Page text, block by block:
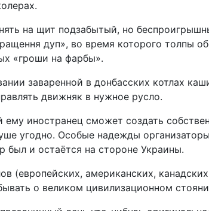
на щит подзабытый, но
дуп», во время которого толпы
«гроши на фарбы».
заваренной в донбасских котлах
движняк в нужное русло.
иностранец сможет создать
угодно. Особые надежды
был и остаётся на стороне Украины.
(европейских, американских,
о великом цивилизационном